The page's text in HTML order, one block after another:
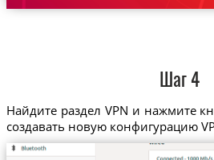
Шаг 4
Найдите раздел VPN и нажмите
создавать новую конфигурацию